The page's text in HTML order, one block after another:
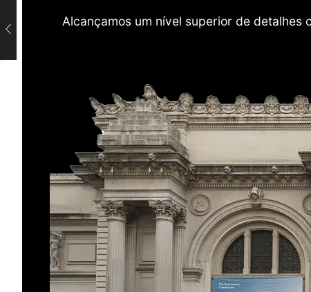
Alcançamos um nível superior de detalhes